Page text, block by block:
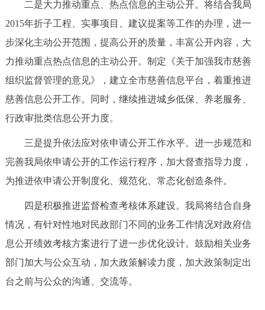
二是大力推动重点、热点信息的主动公开。将结合我局
2015年折子工程、实事项目、建议提案等工作的办理，进一
步深化主动公开范围，提高公开的质量，丰富公开内容，大
力推动重点热点信息的主动公开。制定《关于加强我市慈善
组织监督管理的意见》，建立全市慈善信息平台，着重推进
慈善信息公开工作。同时，继续推进城乡低保、养老服务、
行政审批类信息公开力度。
三是提升依法应对依申请公开工作水平。进一步规范和
完善我局依申请公开的工作运行程序，加大督查指导力度，
为推进依申请公开制度化、规范化、常态化创造条件。
四是积极推进监督检查考核体系建设。我局将结合自身
情况，有针对性地对民政部门不同的业务工作情况对政府信
息公开绩效考核方案进行了进一步优化设计。鼓励相关业务
部门加大与公众互动，加大政策解读力度，加大政策制定出
台之前与公众的沟通、交流等。